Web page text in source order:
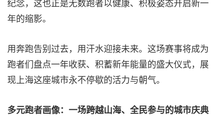
年的缩影。
用奔跑告别过去，用汗水迎接未来。这场赛事将成为
跑者们盘点一年收获、积蓄新年能量的盛大仪式，展
现上海这座城市永不停歇的活力与朝气。
多元跑者画像：一场跨越山海、全民参与的城市庆典